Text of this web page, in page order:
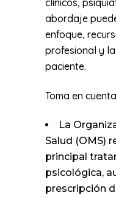
clínicos,
abordaje
enfoque,
profesional y
paciente.
Toma en
La
Salud (OMS)
principal
psicológica,
prescripción